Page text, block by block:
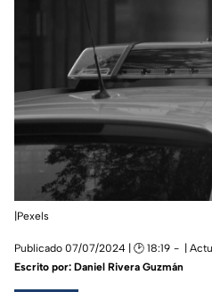
|Pexels
Publicado 07/07/2024 | 🕑 18:19 |
Escrito por: Daniel Rivera Guzmán